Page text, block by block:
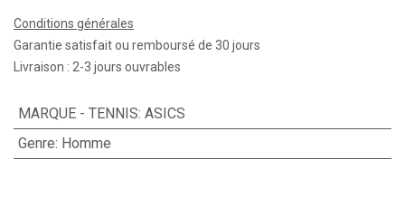
Conditions générales
Garantie satisfait ou remboursé de 30 jours
Livraison : 2-3 jours ouvrables
MARQUE - TENNIS: ASICS
Genre: Homme